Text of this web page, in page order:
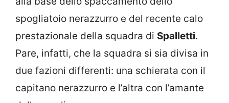
spogliatoio nerazzurro e del recente calo
prestazionale della squadra di Spalletti.
Pare, infatti, che la squadra si sia divisa in
due fazioni differenti: una schierata con il
capitano nerazzurro e l’altra con l’amante